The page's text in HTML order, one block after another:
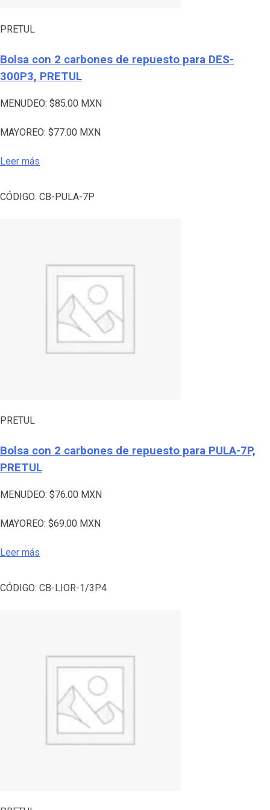
PRETUL
Bolsa con 2 carbones de repuesto para DES-
300P3, PRETUL
MENUDEO: $85.00 MXN
MAYOREO: $77.00 MXN
Leer más
CÓDIGO: CB-PULA-7P
PRETUL
Bolsa con 2 carbones de repuesto para PULA-7P,
PRETUL
MENUDEO: $76.00 MXN
MAYOREO: $69.00 MXN
Leer más
CÓDIGO: CB-LIOR-1/3P4